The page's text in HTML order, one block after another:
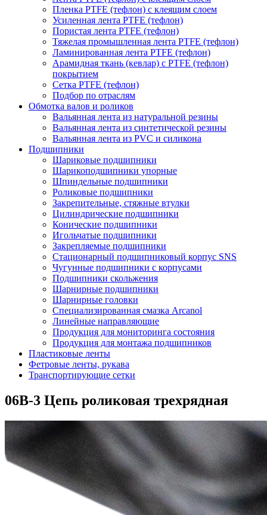
Пленка PTFE (тефлон) с клеящим слоем
Усиленная лента PTFE (тефлон)
Пористая лента PTFE (тефлон)
Тяжелая промышленная лента PTFE (тефлон)
Ламинированная лента PTFE (тефлон)
Арамидная ткань (кевлар) с PTFE (тефлон)
покрытием
Сетка PTFE (тефлон)
Подбор по отраслям
Обмотка валов и роликов
Вальянная лента из натуральной резины
Вальянная лента из синтетической резины
Вальянная лента из PVC и силикона
Подшипники
Шариковые подшипники
Шарикоподшипники упорные
Шпиндельные подшипники
Роликовые подшипники
Закрепительные, стяжные втулки
Цилиндрические подшипники
Конические подшипники
Игольчатые подшипники
Закрепляемые подшипники
Стационарный подшипниковый корпус SNS
Чугунные подшипники с корпусами
Подшипники скольжения
Шарнирные подшипники
Шарнирные головки
Специализированная смазка Arcanol
Линейные направляющие
Продукция для мониторинга состояния
Продукция для монтажа подшипников
Пластиковые ленты
Фетровые ленты, рукава
Транспортирующие сетки
06B-3 Цепь роликовая трехрядная